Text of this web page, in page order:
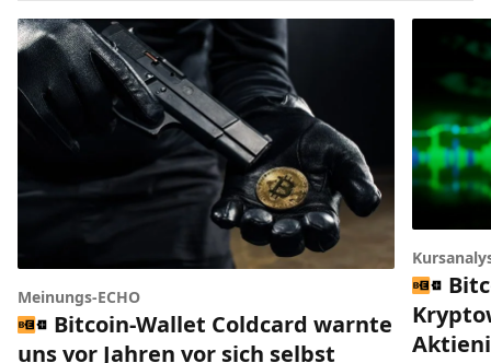
Meinungs-ECHO
Bitcoin-Wallet Coldcard warnte
uns vor Jahren vor sich selbst